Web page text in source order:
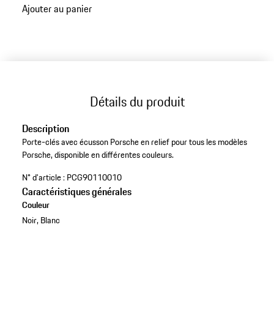
Ajouter au panier
Détails du produit
Description
Porte-clés avec écusson Porsche en relief pour tous les modèles
Porsche, disponible en différentes couleurs.
N° d'article : PCG90110010
Caractéristiques générales
Couleur
Noir, Blanc